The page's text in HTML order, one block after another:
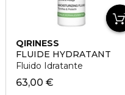
QIRINESS
FLUIDE HYDRATANT
Fluido Idratante
63,00 €